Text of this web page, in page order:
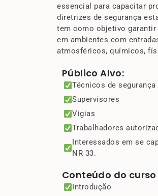
essencial para capacitar
diretrizes de segurança
tem como objetivo garantir
em ambientes com
atmosféricos, químicos,
Público Alvo:
Técnicos de
Supervisores
Vigias
Trabalhadores
Interessados em se
NR 33.
Conteúdo do curso
Introdução